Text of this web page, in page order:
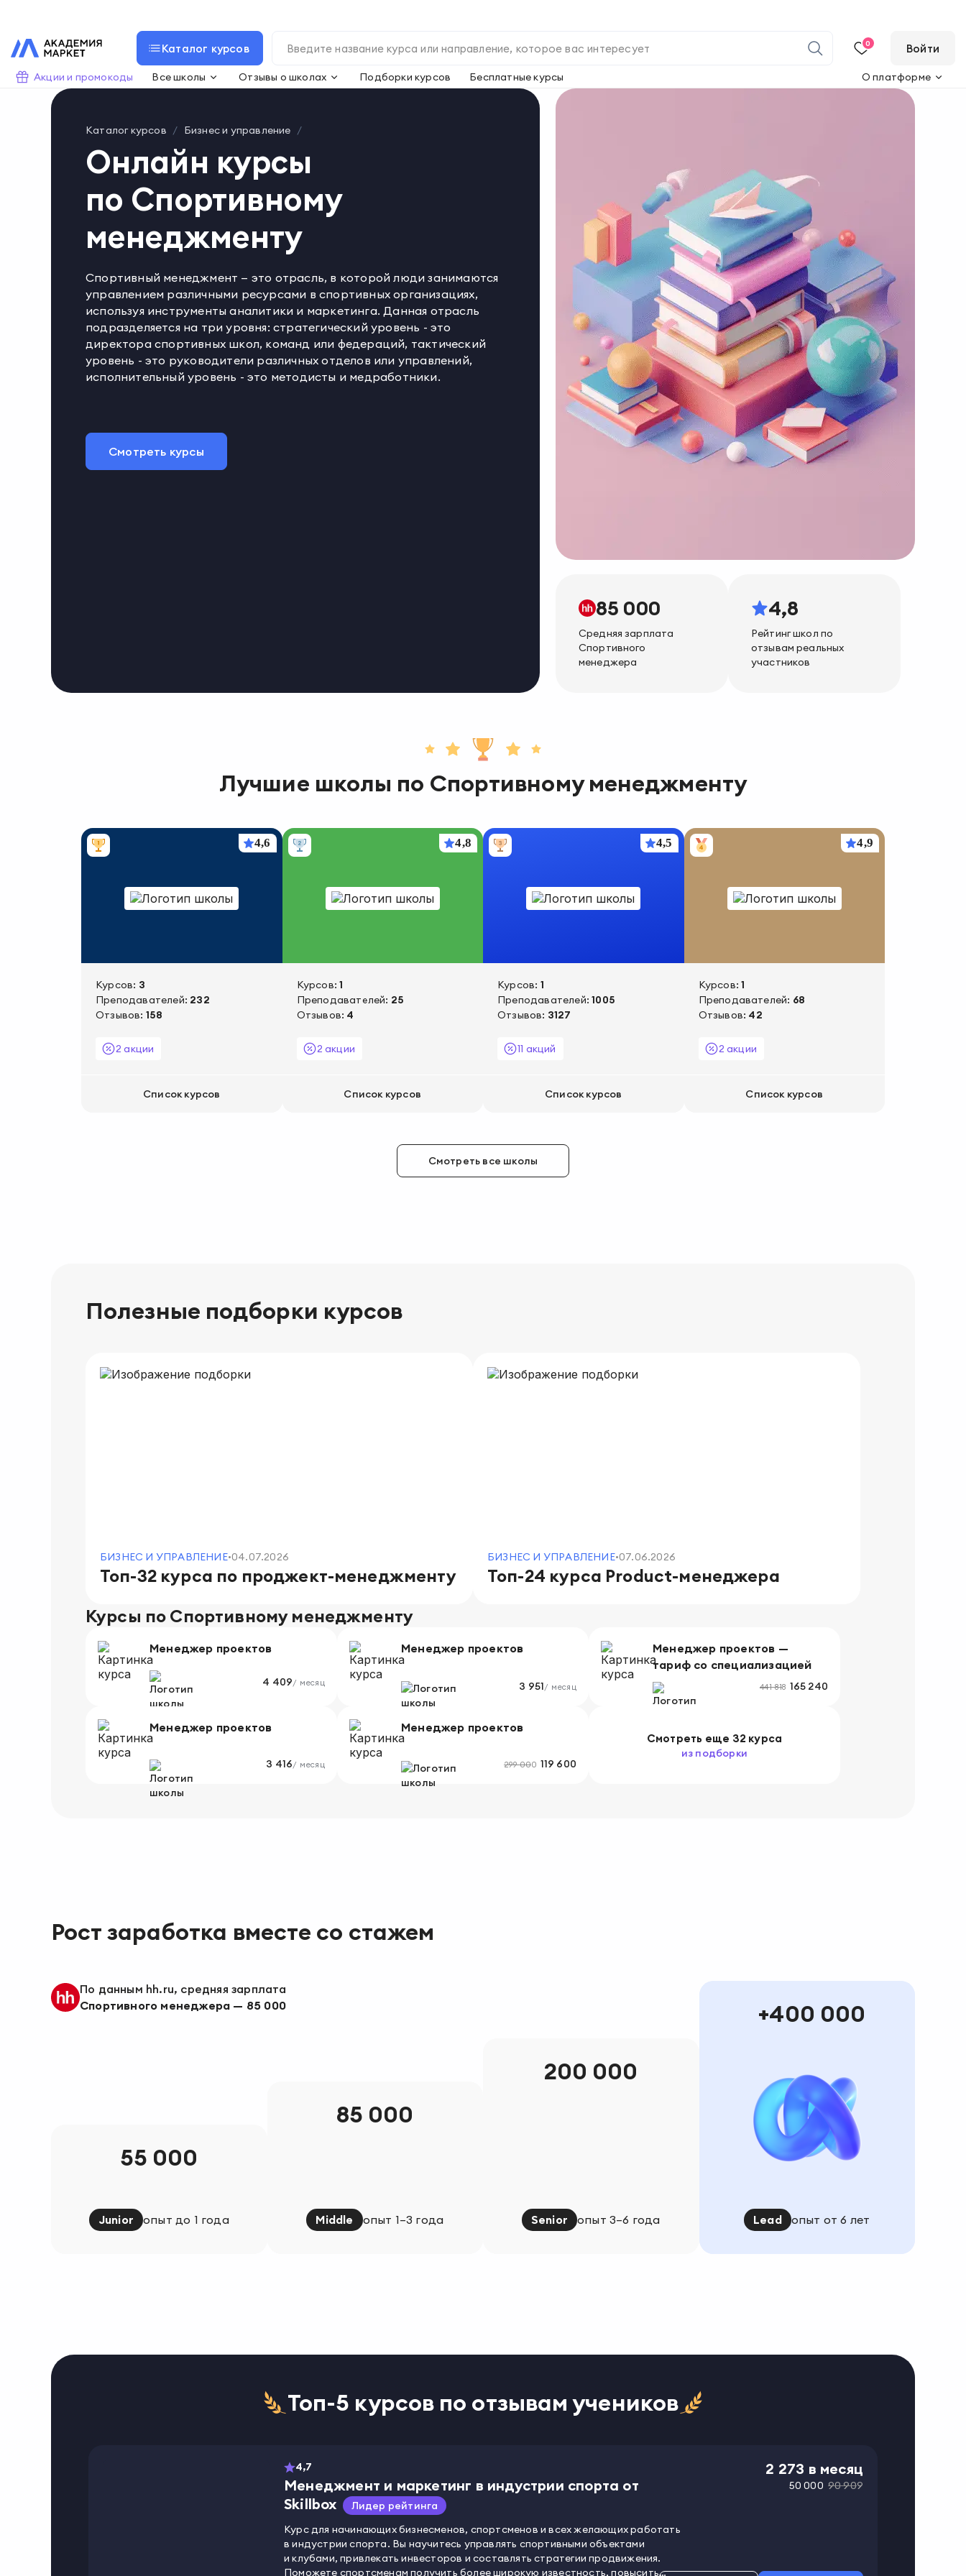
Каталог курсов 0 Войти
Акции и промокоды Все школы Отзывы о школах Подборки курсов Бесплатные курсы О платформе
Каталог курсов Бизнес и управление
Онлайн курсы
по Спортивному
менеджменту
Спортивный менеджмент — это отрасль, в которой люди занимаются
управлением различными ресурсами в спортивных организациях,
используя инструменты аналитики и маркетинга. Данная отрасль
подразделяется на три уровня: стратегический уровень - это
директора спортивных школ, команд или федераций, тактический
уровень - это руководители различных отделов или управлений,
исполнительный уровень - это методисты и медработники.
Смотреть курсы
85 000
Средняя зарплата
Спортивного
менеджера
4,8
Рейтинг школ по
отзывам реальных
участников
Лучшие школы по Спортивному менеджменту
4,6
Курсов: 3
Преподавателей: 232
Отзывов: 158
2 акции
Список курсов
4,8
Курсов:1
Преподавателей: 25
Отзывов: 4
2 акции
Список курсов
4,5
Курсов: 1
Преподавателей:1005
Отзывов: 3127
11 акций
Список курсов
4,9
Курсов:1
Преподавателей: 68
Отзывов: 42
2 акции
Список курсов
Смотреть все школы
Полезные подборки курсов
БИЗНЕС И УПРАВЛЕНИЕ•04.07.2026
Топ-32 курса по проджект-менеджменту
БИЗНЕС И УПРАВЛЕНИЕ•07.06.2026
Топ-24 курса Product-менеджера
Курсы по Спортивному менеджменту
Менеджер проектов
4 409/ месяц
Менеджер проектов
3 951/ месяц
Менеджер проектов —
тариф со специализацией
441 818 165 240
Менеджер проектов
3 416/ месяц
Менеджер проектов
299 000 119 600
Смотреть еще 32 курса
из подборки
Рост заработка вместе со стажем
По данным hh.ru, средняя зарплата
Спортивного менеджера — 85 000
55 000
Junior опыт до 1 года
85 000
Middle опыт 1–3 года
200 000
Senior опыт 3–6 года
400 000
Lead опыт от 6 лет
Топ-5 курсов по отзывам учеников
4,7
Менеджмент и маркетинг в индустрии спорта от
Skillbox
Лидер рейтинга
Курс для начинающих бизнесменов, спортсменов и всех желающих работать
в индустрии спорта. Вы научитесь управлять спортивными объектами
и клубами, привлекать инвесторов и составлять стратегии продвижения.
Поможете спортсменам получить более широкую известность, повысить
2 273 в месяц
50 000 90 909